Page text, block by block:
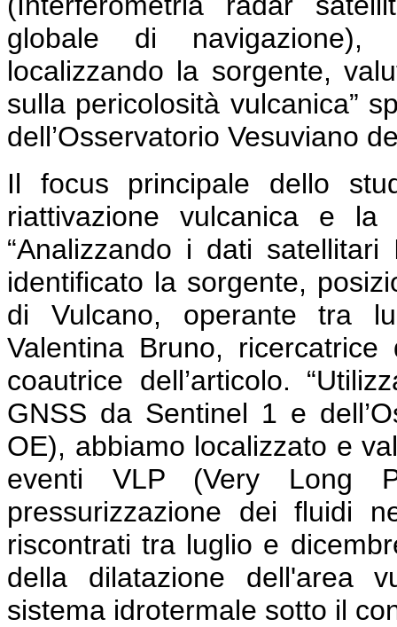
globale di navigazione),
localizzando la sorgente,
sulla pericolosità vulcanica”
dell’Osservatorio Vesuviano
Il focus principale dello
riattivazione vulcanica e la
“Analizzando i dati
identificato la sorgente,
di Vulcano, operante tra
Valentina Bruno, ricercatrice
coautrice dell’articolo.
GNSS da Sentinel 1 e
OE), abbiamo localizzato e
eventi VLP (Very Long
pressurizzazione dei fluidi
riscontrati tra luglio e
della dilatazione dell'area
sistema idrotermale sotto il